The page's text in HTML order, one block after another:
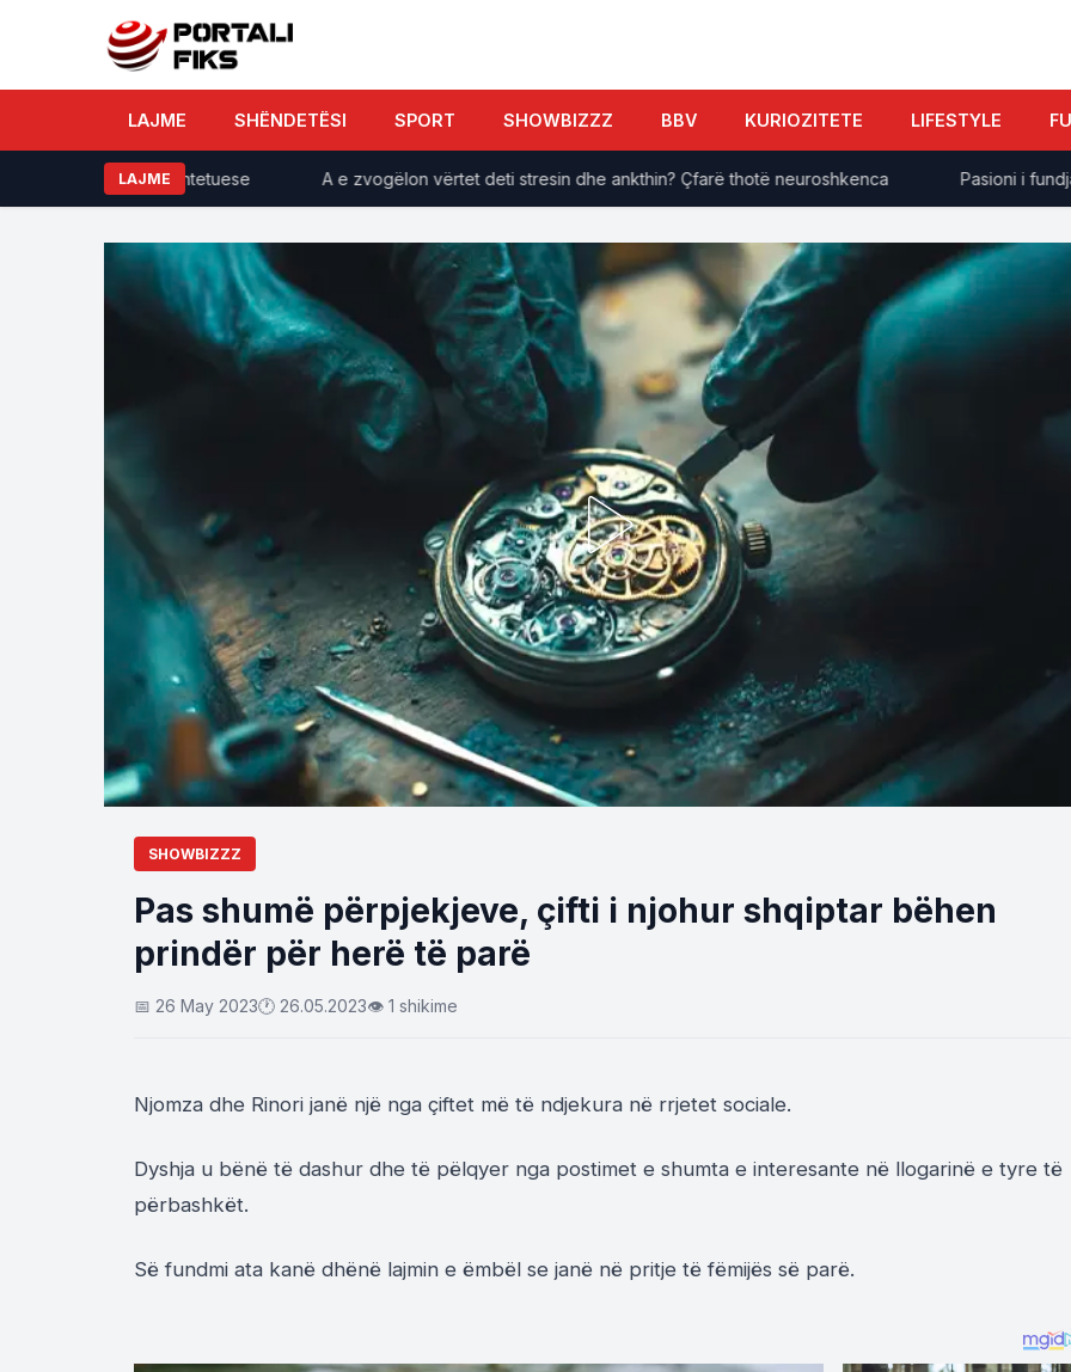
LAJME SHËNDETËSI SPORT SHOWBIZZZ BBV KURIOZITETE LIFESTYLE
LAJME
nga Gjykata Kushtetuese A e zvogëlon vërtet deti stresin dhe ankthin? Çfarë thotë neuroshkenca Pasioni i
SHOWBIZZZ
Pas shumë përpjekjeve, çifti i njohur shqiptar bëhen
prindër për herë të parë
📅 26 May 2023🕐 26.05.2023👁 1 shikime
Njomza dhe Rinori janë një nga çiftet më të ndjekura në rrjetet sociale.
Dyshja u bënë të dashur dhe të pëlqyer nga postimet e shumta e interesante në llogarinë e tyre të
përbashkët.
Së fundmi ata kanë dhënë lajmin e ëmbël se janë në pritje të fëmijës së parë.